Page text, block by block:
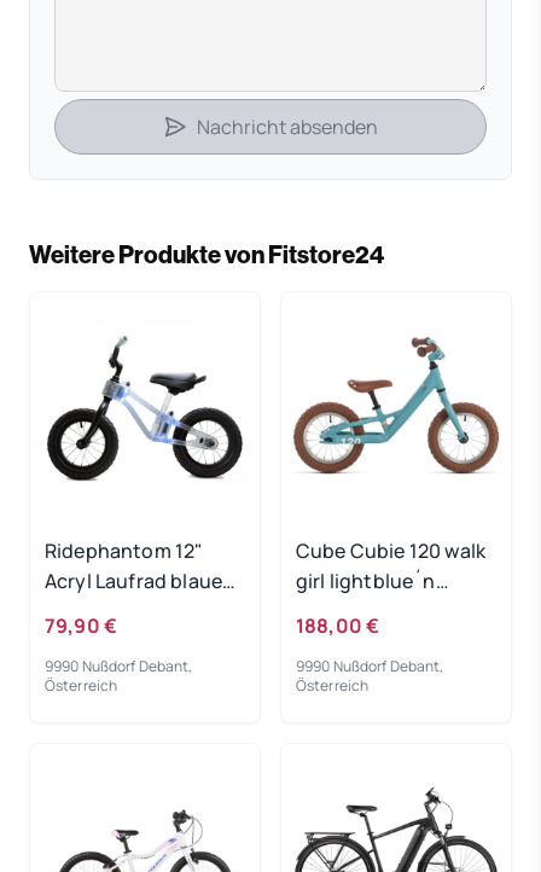
Nachricht absenden
Weitere Produkte von Fitstore24
Ridephantom 12"
Acryl Laufrad blaues
79,90 €
9990 Nußdorf Debant,
Österreich
Cube Cubie 120 walk
girl lightblue´n
188,00 €
9990 Nußdorf Debant,
Österreich